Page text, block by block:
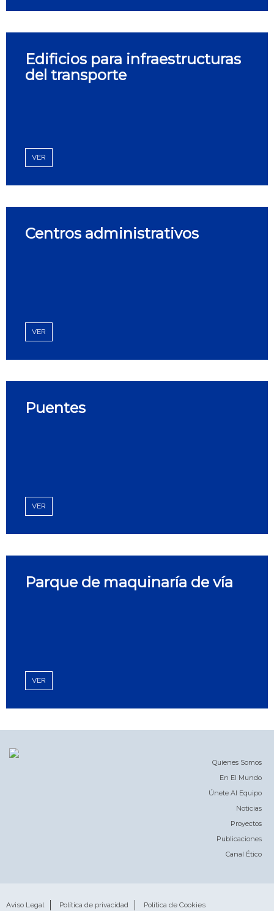
Edificios para infraestructuras
del transporte
VER
Centros administrativos
VER
Puentes
VER
Parque de maquinaría de vía
VER
Quienes Somos
En El Mundo
Únete Al Equipo
Noticias
Proyectos
Publicaciones
Canal Ético
Aviso Legal Política de privacidad Política de Cookies